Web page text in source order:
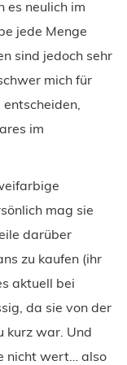
es neulich im
jede Menge
sind jedoch sehr
mich für
im
mag sie
darüber
zu kaufen (ihr
aktuell bei
da sie von der
kurz war. Und
nicht wert… also